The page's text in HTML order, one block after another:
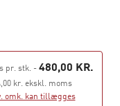
sociologisk
ØKONOMI OG
pr. stk.- 480,00 KR.
kr. ekskl. moms
omk. kan tillægges